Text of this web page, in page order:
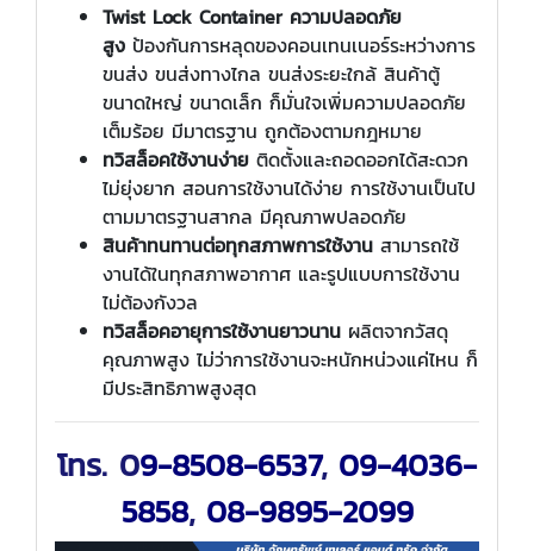
Twist Lock Container ความปลอดภัย
สูง ป้องกันการหลุดของคอนเทนเนอร์ระหว่างการ
ขนส่ง ขนส่งทางไกล ขนส่งระยะใกล้ สินค้าตู้
ขนาดใหญ่ ขนาดเล็ก ก็มั่นใจเพิ่มความปลอดภัย
เต็มร้อย มีมาตรฐาน ถูกต้องตามกฎหมาย
ทวิสล็อคใช้งานง่าย ติดตั้งและถอดออกได้สะดวก
ไม่ยุ่งยาก สอนการใช้งานได้ง่าย การใช้งานเป็นไป
ตามมาตรฐานสากล มีคุณภาพปลอดภัย
สินค้าทนทานต่อทุกสภาพการใช้งาน สามารถใช้
งานได้ในทุกสภาพอากาศ และรูปแบบการใช้งาน
ไม่ต้องกังวล
ทวิสล็อคอายุการใช้งานยาวนาน ผลิตจากวัสดุ
คุณภาพสูง ไม่ว่าการใช้งานจะหนักหน่วงแค่ไหน ก็
มีประสิทธิภาพสูงสุด
โทร. 09-8508-6537, 09-4036-
5858, 08-9895-2099